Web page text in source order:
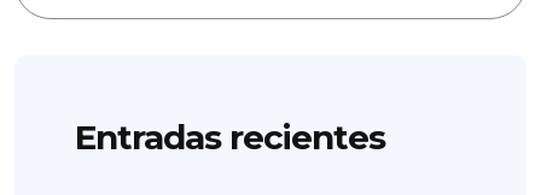
Entradas recientes